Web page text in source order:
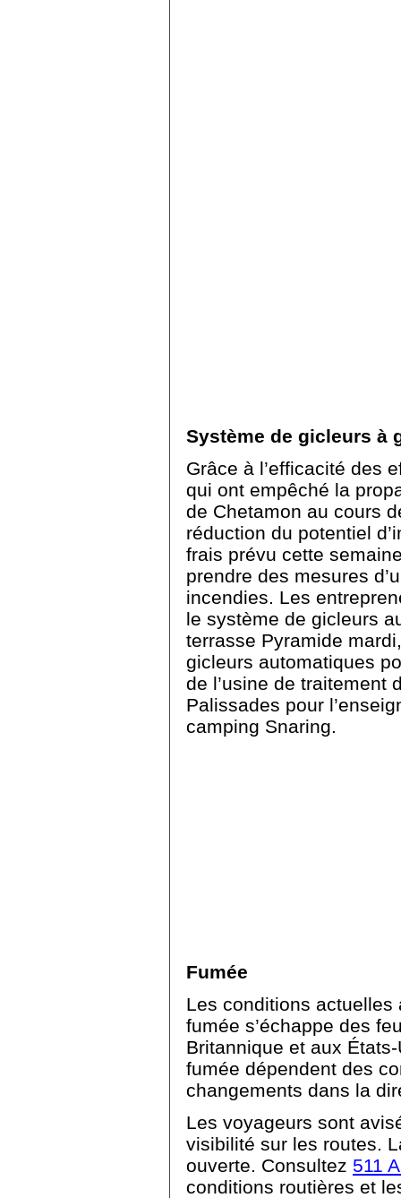
Système de gicleurs à
Grâce à l’efficacité des
qui ont empêché la
de Chetamon au cours
réduction du potentiel
frais prévu cette
prendre des mesures
incendies. Les
le système de gicleurs
terrasse Pyramide
gicleurs automatiques
de l’usine de traitement
Palissades pour
camping Snaring.
Fumée
Les conditions
fumée s’échappe des
Britannique et aux
fumée dépendent des
changements dans la
Les voyageurs sont
visibilité sur les routes.
ouverte. Consultez 511
conditions routières et